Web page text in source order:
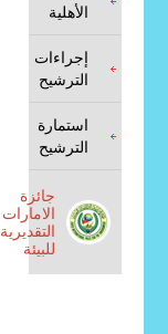
الأهلية
إجراءات
الترشيح
استمارة
الترشيح
جائزة
الامارات
التقديرية
للبيئة